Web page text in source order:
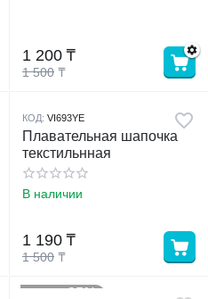
1 500 ₸
1 200 ₸
КОД: VI693YE
Плавательная шапочка
текстильнная
В наличии
1 500 ₸
1 190 ₸
25%